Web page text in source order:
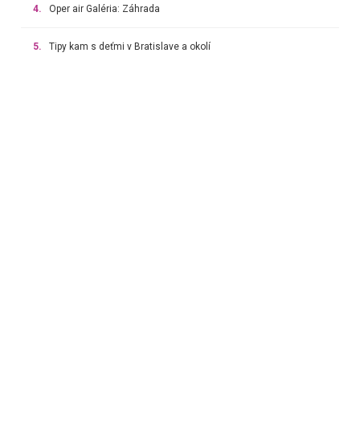
4. Oper air Galéria: Záhrada
5. Tipy kam s deťmi v Bratislave a okolí